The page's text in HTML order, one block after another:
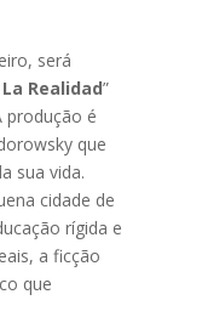
será
Realidad”
produção é
que
sua vida.
cidade de
rígida e
a ficção
que